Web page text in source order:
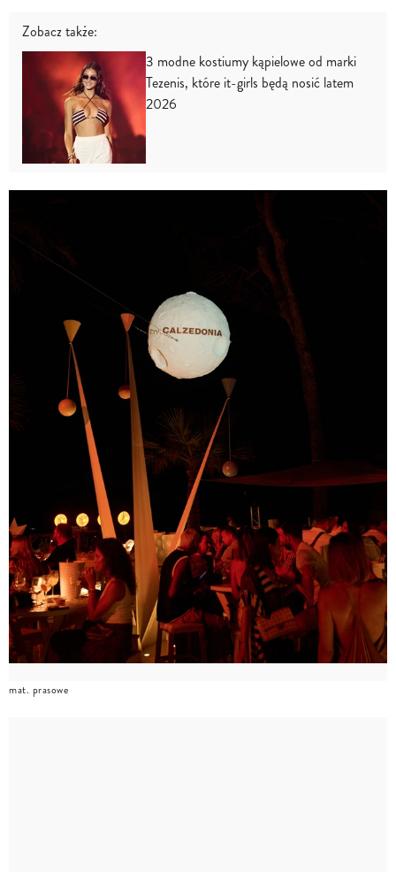
Zobacz także:
3 modne kostiumy kąpielowe od marki
Tezenis, które it-girls będą nosić latem
2026
mat. prasowe